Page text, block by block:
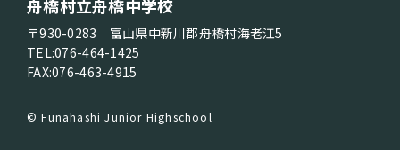
舟橋村立舟橋中学校
〒930-0283 富山県中新川郡舟橋村海老江5
TEL:076-464-1425
FAX:076-463-4915
© Funahashi Junior Highschool